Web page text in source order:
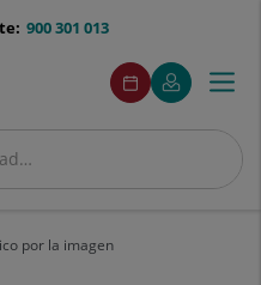
900 301 013
menuAcceso
Pedir
cita
Este
enlace
se
en
Mi
Quirónsalud
Este
enlace
se
en
ventana
nueva.
Menú
por la imagen